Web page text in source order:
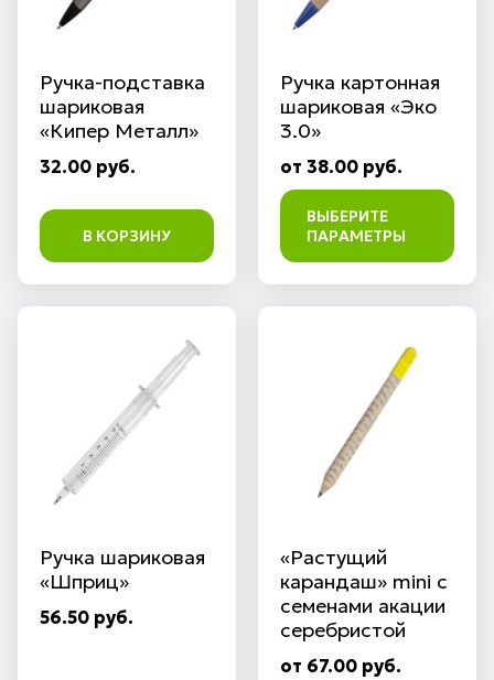
Ручка-подставка
шариковая
«Кипер Металл»
32.00 руб.
В КОРЗИНУ
Ручка картонная
шариковая «Эко
3.0»
от 38.00 руб.
ВЫБЕРИТЕ
ПАРАМЕТРЫ
Ручка шариковая
«Шприц»
56.50 руб.
«Растущий
карандаш» mini с
семенами акации
серебристой
от 67.00 руб.